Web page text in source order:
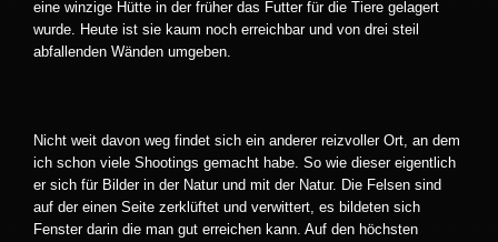
eine winzige Hütte in der früher das Futter für die Tiere gelagert
wurde. Heute ist sie kaum noch erreichbar und von drei steil
abfallenden Wänden umgeben.
Nicht weit davon weg findet sich ein anderer reizvoller Ort, an dem
ich schon viele Shootings gemacht habe. So wie dieser eigentlich
er sich für Bilder in der Natur und mit der Natur. Die Felsen sind
auf der einen Seite zerklüftet und verwittert, es bildeten sich
Fenster darin die man gut erreichen kann. Auf den höchsten